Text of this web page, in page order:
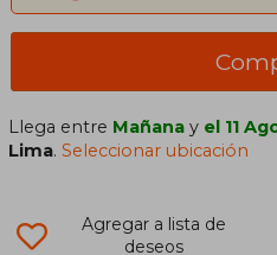
Llega entre Mañana y el 11
Lima.Seleccionar ubicación
Agregar a lista de
deseos